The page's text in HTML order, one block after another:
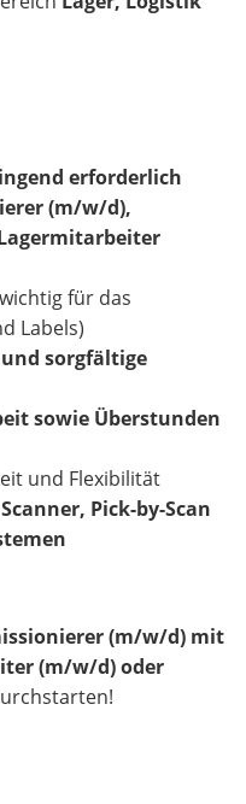
erforderlich
(m/w/d),
für das
Labels)
sorgfältige
sowie Überstunden
und Flexibilität
Scanner, Pick-by-Scan
(m/w/d) mit
(m/w/d) oder